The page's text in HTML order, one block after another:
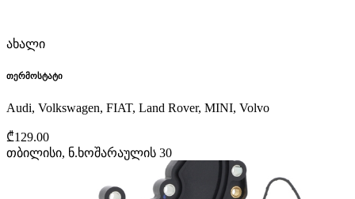
ახალი
თერმოსტატი
Audi, Volkswagen, FIAT, Land Rover, MINI, Volvo
₾129.00
თბილისი, ნ.ხოშარაულის 30